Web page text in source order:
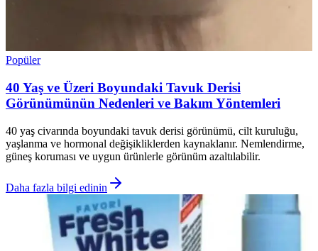
Popüler
40 Yaş ve Üzeri Boyundaki Tavuk Derisi
Görünümünün Nedenleri ve Bakım Yöntemleri
40 yaş civarında boyundaki tavuk derisi görünümü, cilt kuruluğu,
yaşlanma ve hormonal değişikliklerden kaynaklanır. Nemlendirme,
güneş koruması ve uygun ürünlerle görünüm azaltılabilir.
Daha fazla bilgi edinin